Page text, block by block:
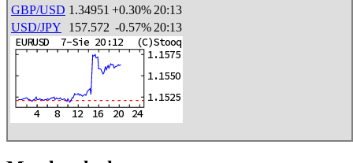
GBP/USD 1.34951 +0.30% 20:13
USD/JPY
157.572 -0.57% 20:13